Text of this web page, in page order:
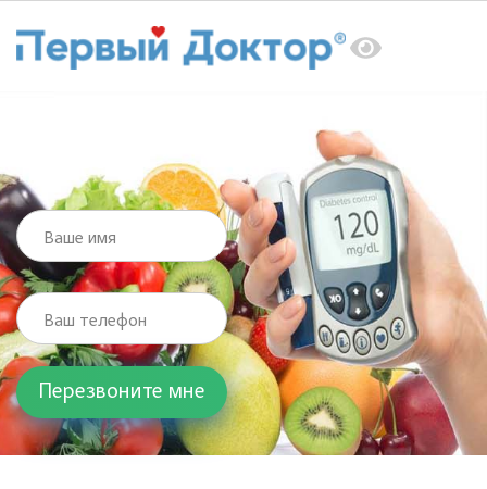
Ваше имя
Ваш телефон